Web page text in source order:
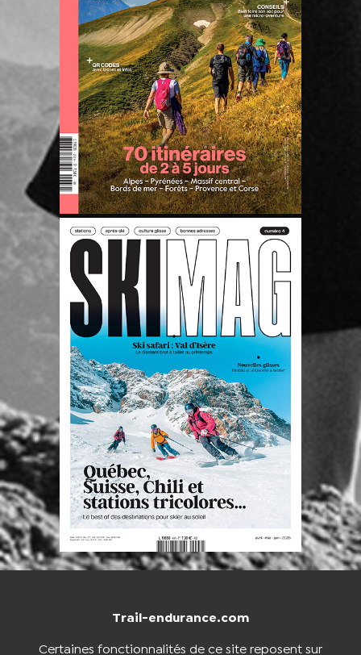
Trail-endurance.com
Certaines fonctionnalités de ce site reposent sur
NOUS CONTACTER BOUTIQUE